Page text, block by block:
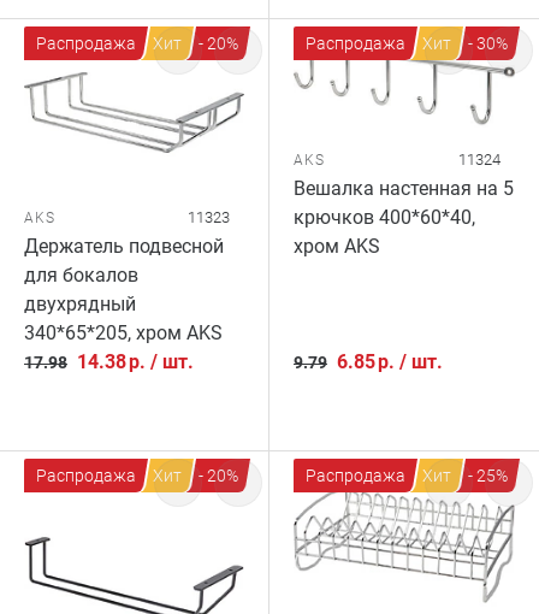
Распродажа Хит - 20%
AKS 11323
Держатель подвесной
для бокалов
двухрядный
340*65*205, хром AKS
17.98 14.38р. / шт.
Распродажа Хит - 30%
AKS 11324
Вешалка настенная на 5
крючков 400*60*40,
хром AKS
9.79 6.85р. / шт.
Распродажа Хит - 20% Распродажа Хит - 25%